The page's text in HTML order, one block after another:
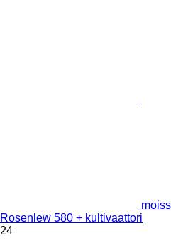
Rosenlew 580 + kultivaattori
24